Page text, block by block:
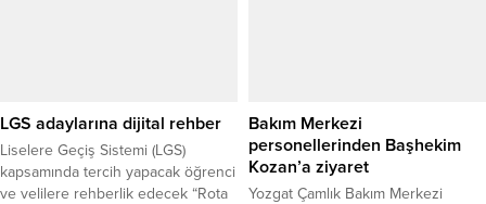
LGS adaylarına dijital rehber
Liselere Geçiş Sistemi (LGS)
kapsamında tercih yapacak öğrenci
ve velilere rehberlik edecek “Rota
Bakım Merkezi
personellerinden Başhekim
Kozan’a ziyaret
Yozgat Çamlık Bakım Merkezi